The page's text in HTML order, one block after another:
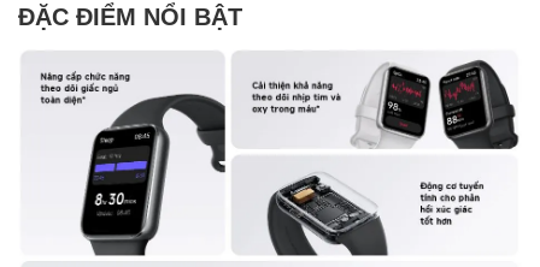
ĐẶC ĐIỂM NỔI BẬT